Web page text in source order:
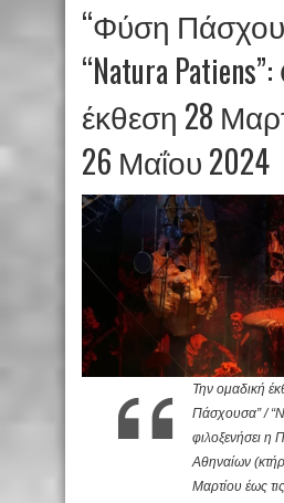
“Φύση
“Natura
έκθεση 28
26 Μαΐου 2024
Την ομαδική
Πάσχουσα” /
φιλοξενήσει η
Αθηναίων
Μαρτίου έως